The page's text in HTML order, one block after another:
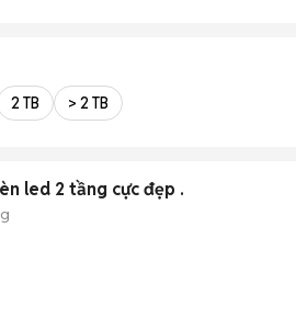
2 TB > 2 TB
led 2 tầng cực đẹp .